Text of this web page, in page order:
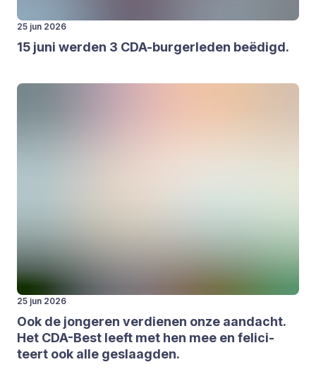
25 jun 2026
15 juni wer­den 3 CDA-bur­ger­le­den beë­digd.
25 jun 2026
Ook de jon­ge­ren ver­die­nen onze aan­dacht.
Het CDA-Best leeft met hen mee en feli­ci­
teert ook alle geslaag­den.